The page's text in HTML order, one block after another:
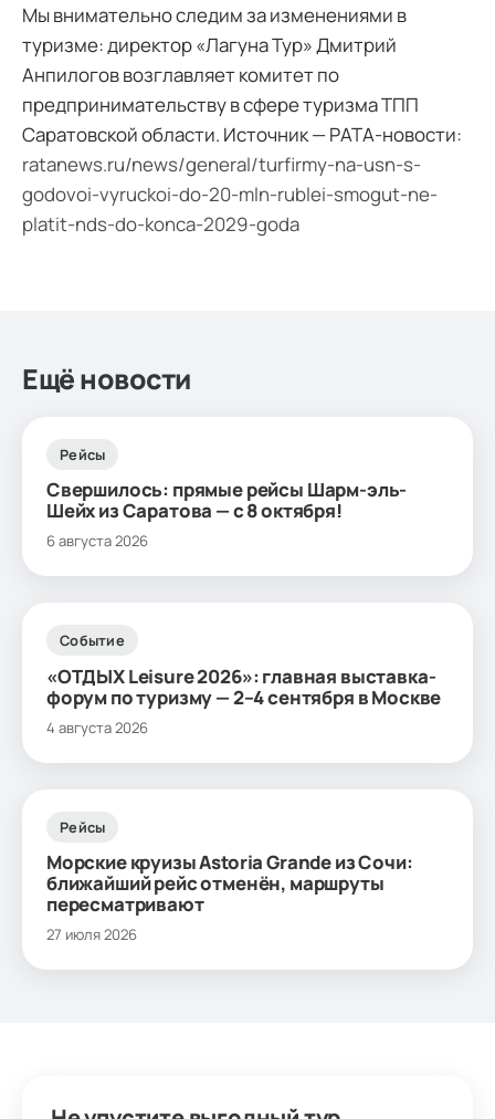
Мы внимательно следим за изменениями в
туризме: директор «Лагуна Тур» Дмитрий
Анпилогов возглавляет комитет по
предпринимательству в сфере туризма ТПП
Саратовской области. Источник — РАТА-новости:
ratanews.ru/news/general/turfirmy-na-usn-s-
godovoi-vyruckoi-do-20-mln-rublei-smogut-ne-
platit-nds-do-konca-2029-goda
Ещё новости
Рейсы
Свершилось: прямые рейсы Шарм-эль-
Шейх из Саратова — с 8 октября!
6 августа 2026
Событие
«ОТДЫХ Leisure 2026»: главная выставка-
форум по туризму — 2–4 сентября в Москве
4 августа 2026
Рейсы
Морские круизы Astoria Grande из Сочи:
ближайший рейс отменён, маршруты
пересматривают
27 июля 2026